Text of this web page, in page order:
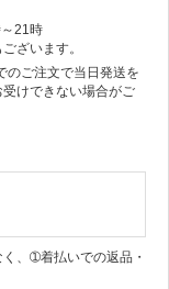
21時
ざいます。
ご注文で当日発送を
けできない場合がご
、➀着払いでの返品・